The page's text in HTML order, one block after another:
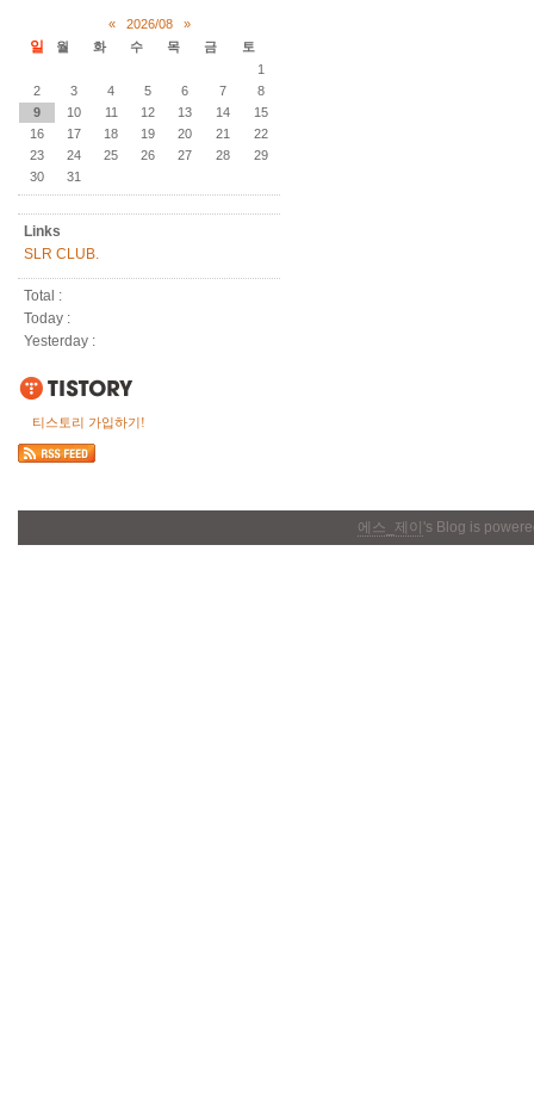
« 2026/08 »
일 월 화 수 목 금
토
1
2
3 4 5 6 7
8
9
10 11 12 13 14
15
16
17 18 19 20 21
22
23
24 25 26 27 28
29
30
31
Links
SLR CLUB.
Total :
Today :
Yesterday :
티스토리 가입하기!
에스_제이 's Blog is